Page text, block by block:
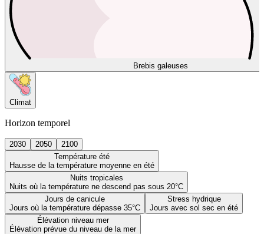
Brebis galeuses
Climat
Horizon temporel
2030 2050
2100
Température été
Hausse de la température moyenne en été
Nuits tropicales
Nuits où la température ne descend pas sous 20°C
Jours de canicule
Jours où la température dépasse 35°C
Stress hydrique
Jours avec sol sec en été
Élévation niveau mer
Élévation prévue du niveau de la mer